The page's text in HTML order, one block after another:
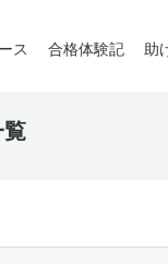
ス 合格体験記 助